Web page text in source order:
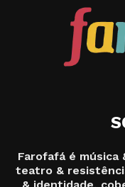
Farofafá é música
teatro &
& identidade,